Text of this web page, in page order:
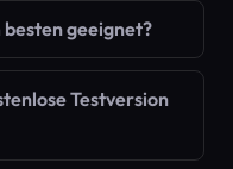
geeignet?
Testversion